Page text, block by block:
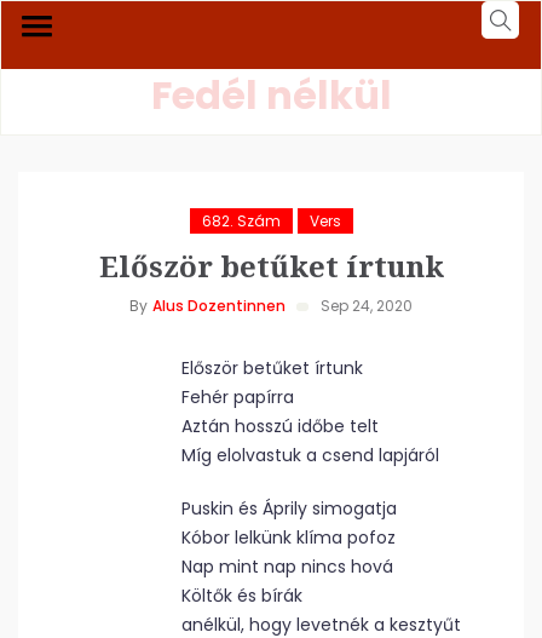
Fedél nélkül
682. Szám Vers
Először betűket írtunk
By Alus Dozentinnen Sep 24, 2020
Először betűket írtunk
Fehér papírra
Aztán hosszú időbe telt
Míg elolvastuk a csend lapjáról
Puskin és Áprily simogatja
Kóbor lelkünk klíma pofoz
Nap mint nap nincs hová
Költők és bírák
anélkül, hogy levetnék a kesztyűt